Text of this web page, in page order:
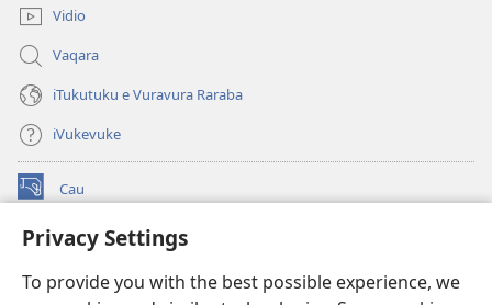
Privacy Settings
To provide you with the best possible experience, we
Vidio
Vaqara
iTukutuku e Vuravura Raraba
iVukevuke
Cau
(opens
window)Watchtower LAIBRI ENA INTERNET™
new
JW Hub ®